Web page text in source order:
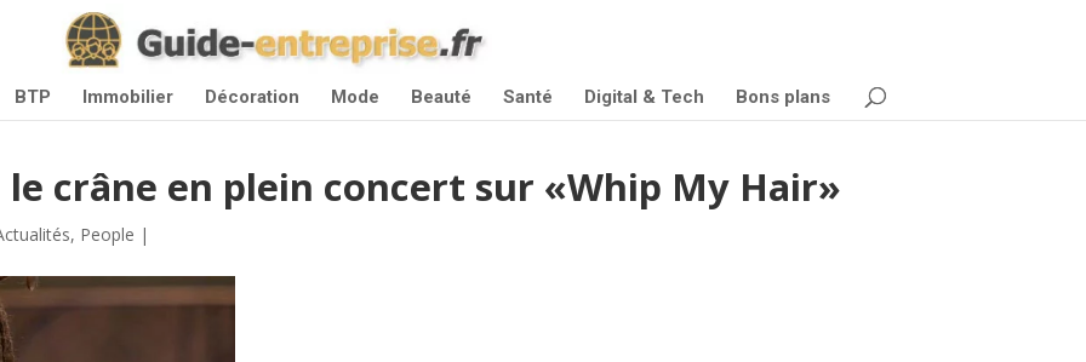
BTP Immobilier Décoration Mode Beauté Santé Digital & Tech Bons plans
crâne en plein concert sur «Whip My Hair»
, People |